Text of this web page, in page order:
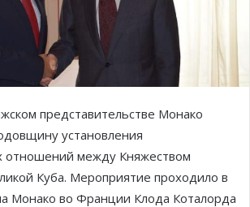
представительстве Монако
установления
отношений между Княжеством
Куба. Мероприятие проходило в
Монако во Франции Клода Коталорда